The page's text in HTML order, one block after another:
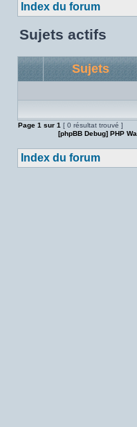
Index du forum
Sujets actifs
Sujets
Page 1 sur 1 [ 0 résultat trouvé ]
[phpBB Debug] PHP
Index du forum